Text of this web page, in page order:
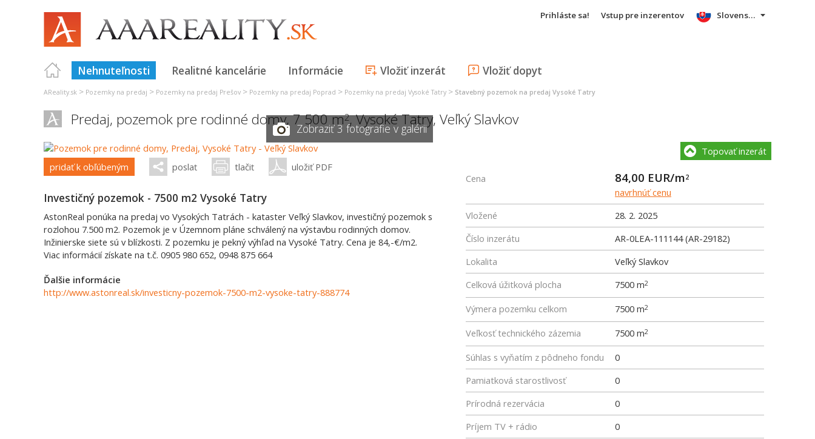
Prihláste sa! Vstup pre inzerentov
Nehnuteľnosti Realitné kancelárie Informácie Vložiť inzerát Vložiť dopyt
Slovensky
AReality.sk > Pozemky na predaj > Pozemky na predaj Prešov > Pozemky na predaj Poprad > Pozemky na predaj Vysoké Tatry > Stavebný pozemok na predaj Vysoké Tatry
Predaj, pozemok pre rodinné domy, 7 500 m2,Vysoké Tatry, Veľký Slavkov
Zobraziť 3 fotografie v galérii
pridať k obľúbeným poslať tlačiť uložiť PDF
Investičný pozemok - 7500 m2 Vysoké Tatry
AstonReal ponúka na predaj vo Vysokých Tatrách - kataster Veľký Slavkov, investičný pozemok s
rozlohou 7.500 m2. Pozemok je v Územnom pláne schválený na výstavbu rodinných domov.
Inžinierske siete sú v blízkosti. Z pozemku je pekný výhľad na Vysoké Tatry. Cena je 84,-€/m2.
Viac informácií získate na t.č. 0905 980 652, 0948 875 664
Ďalšie informácie
http://www.astonreal.sk/investicny-pozemok-7500-m2-vysoke-tatry-888774
Topovať inzerát
Cena 84,00 EUR/m2
navrhnúť cenu
Vložené
28. 2. 2025
Číslo inzerátu
AR-0LEA-111144 (AR-29182)
Lokalita
Veľký Slavkov
Celková úžitková plocha
7500 m2
Výmera pozemku celkom 7500 m2
Veľkosť technického zázemia 7500 m2
Súhlas s vyňatím z pôdneho fondu
0
Pamiatková starostlivosť
0
Prírodná rezervácia
0
Príjem TV + rádio
0